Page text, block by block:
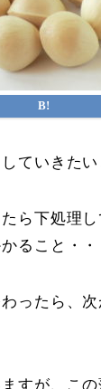
ていきたい
ら下処理
ること・・
ったら、
すが、こ